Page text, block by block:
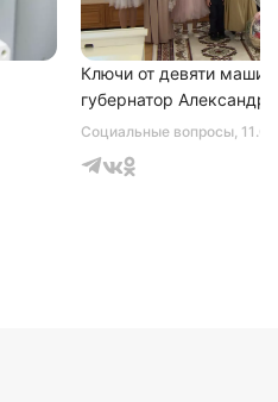
Социальные вопросы,
Ключи от девяти машин
губернатор Александр